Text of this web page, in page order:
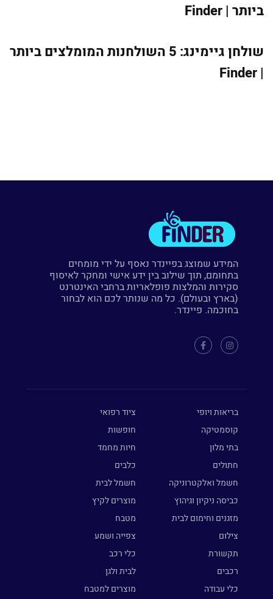
ביותר | Finder
שולחן גיימינג: 5 השולחנות המומלצים ביותר
| Finder
המידע שמוצג בפיינדר נאסף על ידי מומחים
בתחומם, תוך שילוב בין ידע אישי ומחקר לאיסוף
סקירות והמלצות פופלאריות ברחבי האינטרנט
(בארץ ובעולם). כל מה שנותר לכם הוא לבחור
בחוכמה. פיינדר.
בריאות ויופי
ציוד רפואי
קוסמטיקה
חופשות
בתי מלון
חיות מחמד
חתולים
כלבים
חשמל ואלקטרוניקה
חשמל לבית
כביסה ניקיון וגיהוץ
מוצרים לקיץ
מזגנים וחימום לבית
מטבח
צילום
צפייה ושמע
תקשורת
כלי רכב
רכבים
לבית ולגן
כלי עבודה
מוצרים למטבח